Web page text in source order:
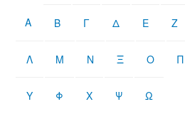
Α Β Γ Δ Ε Ζ
Λ Μ Ν Ξ Ο Π
Υ Φ Χ Ψ Ω